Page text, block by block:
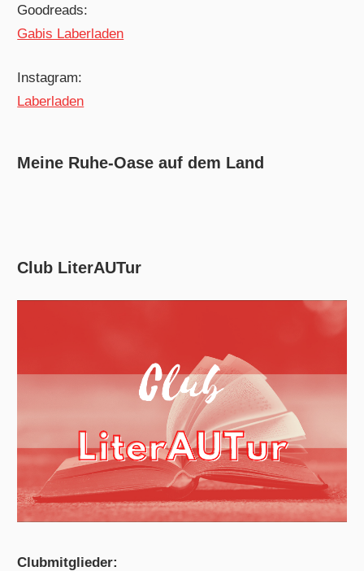
Goodreads:
Gabis Laberladen
Instagram:
Laberladen
Meine Ruhe-Oase auf dem Land
Club LiterAUTur
Clubmitglieder: